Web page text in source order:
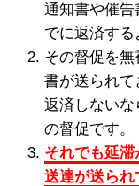
通知書や催告
でに返済する
その督促を
書が送られて
返済しない
の督促です。
それでも延
送達が送ら